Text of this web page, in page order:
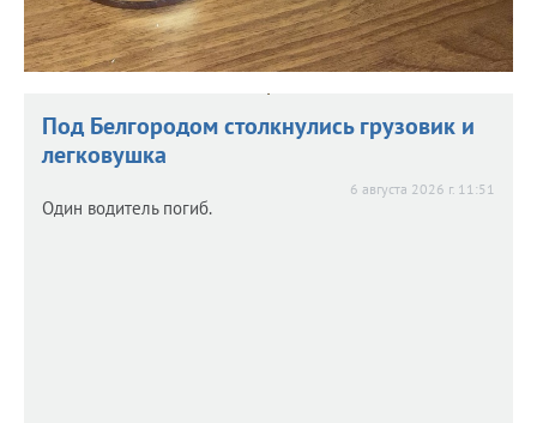
Под Белгородом столкнулись грузовик и
легковушка
6 августа 2026 г. 11:51
Один водитель погиб.